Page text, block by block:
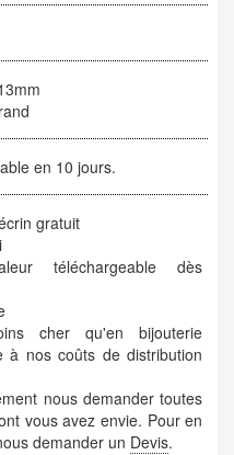
en 10 jours.
gratuit
téléchargeable dès
cher qu'en bijouterie
à nos coûts de distribution
nous demander toutes
vous avez envie. Pour en
demander un Devis.